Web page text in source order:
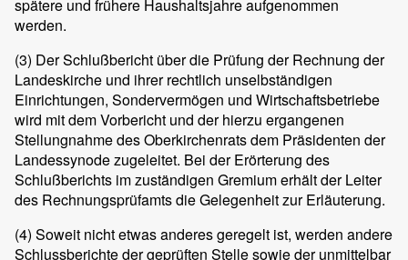
spätere und frühere Haushaltsjahre aufgenommen
werden.
(3) Der Schlußbericht über die Prüfung der Rechnung der
Landeskirche und ihrer rechtlich unselbständigen
Einrichtungen, Sondervermögen und Wirtschaftsbetriebe
wird mit dem Vorbericht und der hierzu ergangenen
Stellungnahme des Oberkirchenrats dem Präsidenten der
Landessynode zugeleitet. Bei der Erörterung des
Schlußberichts im zuständigen Gremium erhält der Leiter
des Rechnungsprüfamts die Gelegenheit zur Erläuterung.
(4) Soweit nicht etwas anderes geregelt ist, werden andere
Schlussberichte der geprüften Stelle sowie der unmittelbar